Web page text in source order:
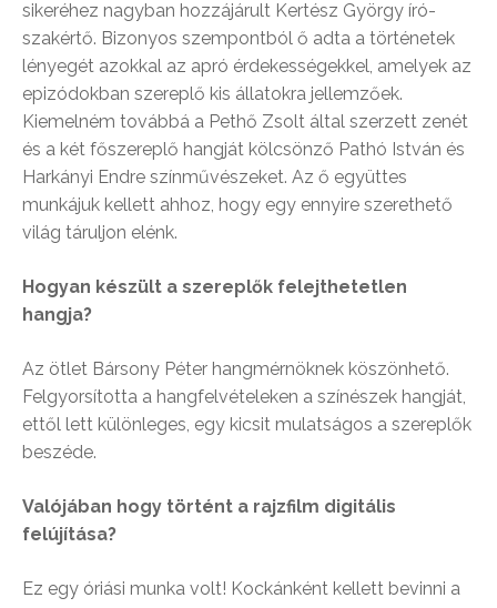
sikeréhez nagyban hozzájárult Kertész György író-
szakértő. Bizonyos szempontból ő adta a történetek
lényegét azokkal az apró érdekességekkel, amelyek az
epizódokban szereplő kis állatokra jellemzőek.
Kiemelném továbbá a Pethő Zsolt által szerzett zenét
és a két főszereplő hangját kölcsönző Pathó István és
Harkányi Endre színművészeket. Az ő együttes
munkájuk kellett ahhoz, hogy egy ennyire szerethető
világ táruljon elénk.
Hogyan készült a szereplők felejthetetlen
hangja?
Az ötlet Bársony Péter hangmérnöknek köszönhető.
Felgyorsította a hangfelvételeken a színészek hangját,
ettől lett különleges, egy kicsit mulatságos a szereplők
beszéde.
Valójában hogy történt a rajzfilm digitális
felújítása?
Ez egy óriási munka volt! Kockánként kellett bevinni a